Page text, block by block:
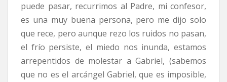
puede pasar, recurrimos al Padre, mi confesor,
es una muy buena persona, pero me dijo solo
que rece, pero aunque rezo los ruidos no pasan,
el frío persiste, el miedo nos inunda, estamos
arrepentidos de molestar a Gabriel, (sabemos
que no es el arcángel Gabriel, que es imposible,